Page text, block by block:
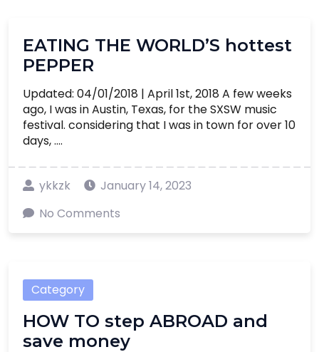
EATING THE WORLD’S hottest
PEPPER
Updated: 04/01/2018 | April 1st, 2018 A few weeks
ago, I was in Austin, Texas, for the SXSW music
festival. considering that I was in town for over 10
days, ....
ykkzk
January 14, 2023
No Comments
Category
HOW TO step ABROAD and
save money